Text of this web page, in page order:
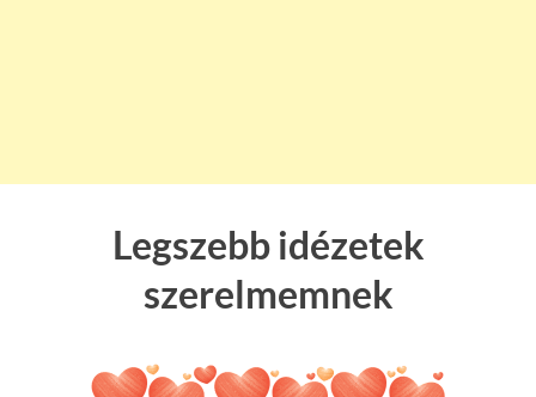
Legszebb idézetek
szerelmemnek